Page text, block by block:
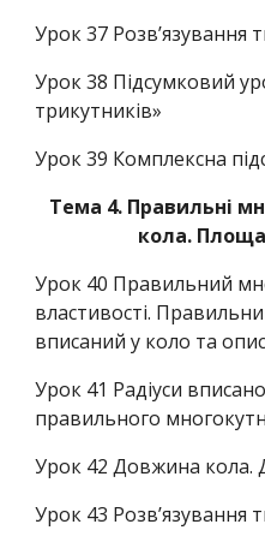
Урок 37 Розв’язування
Урок 38 Підсумковий
трикутників»
Урок 39 Комплексна
Тема 4. Правильні
кола.
Урок 40 Правильний
властивості.
вписаний у коло та
Урок 41 Радіуси
правильного
Урок 42Довжина кола.
Урок 43 Розв’язування